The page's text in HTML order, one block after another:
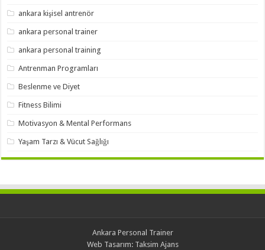
ankara kişisel antrenör
ankara personal trainer
ankara personal training
Antrenman Programları
Beslenme ve Diyet
Fitness Bilimi
Motivasyon & Mental Performans
Yaşam Tarzı & Vücut Sağlığı
Ankara Personal Trainer
Web Tasarım: Taksim Ajans